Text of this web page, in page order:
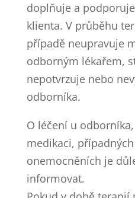
doplňuje a
klienta. V průběhu
případě neupravuje
odborným lékařem,
nepotvrzuje nebo
odborníka.
O léčení u
medikaci,
onemocněních je
informovat.